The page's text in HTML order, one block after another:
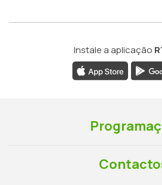
Instale a aplicação